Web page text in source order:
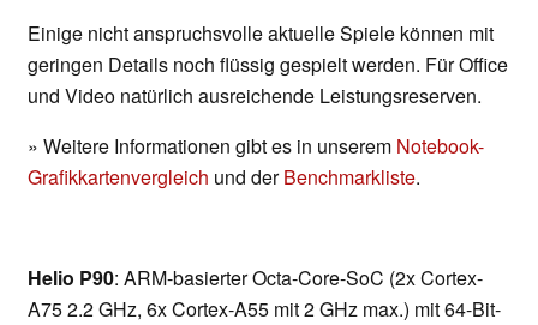
Einige nicht anspruchsvolle aktuelle Spiele können mit
geringen Details noch flüssig gespielt werden. Für Office
und Video natürlich ausreichende Leistungsreserven.
» Weitere Informationen gibt es in unserem Notebook-
Grafikkartenvergleich und derBenchmarkliste.
Helio P90: ARM-basierter Octa-Core-SoC (2x Cortex-
A75 2.2 GHz, 6x Cortex-A55 mit 2 GHz max.) mit 64-Bit-